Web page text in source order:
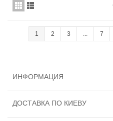
1 2 3 ... 7
ИНФОРМАЦИЯ
ДОСТАВКА ПО КИЕВУ